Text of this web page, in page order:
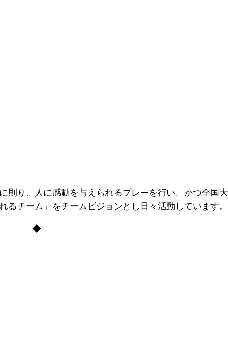
則り、人に感動を与えられるプレーを行い、かつ全国大
るチーム」をチームビジョンとし日々活動しています。
◆